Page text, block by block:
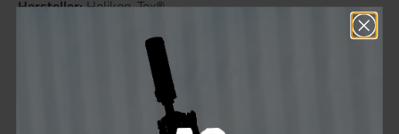
Hersteller:Helikon-Tex®
Sie erhalten 35 Bonus Punkte für diese Bestellung